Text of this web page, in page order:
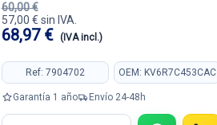
60,00 €
57,00 € sin IVA.
68,97 € (IVA incl.)
Ref: 7904702 OEM: KV6R7C453CAC
Garantía 1 año Envío 24-48h